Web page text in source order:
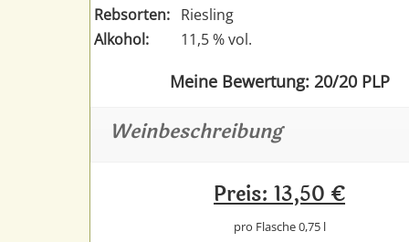
Rebsorten: Riesling
Alkohol:
11,5 % vol.
Meine Bewertung: 20/20 PLP
Weinbeschreibung
Preis: 13,50 €
pro Flasche 0,75 l